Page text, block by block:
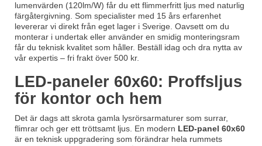
lumenvärden (120lm/W) får du ett flimmerfritt ljus med naturlig
färgåtergivning. Som specialister med 15 års erfarenhet
levererar vi direkt från eget lager i Sverige. Oavsett om du
monterar i undertak eller använder en smidig monteringsram
får du teknisk kvalitet som håller. Beställ idag och dra nytta av
vår expertis – fri frakt över 500 kr.
LED-paneler 60x60: Proffsljus
för kontor och hem
Det är dags att skrota gamla lysrörsarmaturer som surrar,
flimrar och ger ett tröttsamt ljus. En modern LED-panel 60x60
är en teknisk uppgradering som förändrar hela rummets